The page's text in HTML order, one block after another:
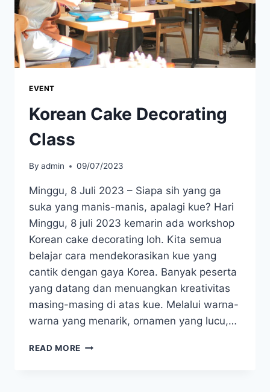
EVENT
Korean Cake Decorating
Class
By admin 09/07/2023
Minggu, 8 Juli 2023 – Siapa sih yang ga
suka yang manis-manis, apalagi kue? Hari
Minggu, 8 juli 2023 kemarin ada workshop
Korean cake decorating loh. Kita semua
belajar cara mendekorasikan kue yang
cantik dengan gaya Korea. Banyak peserta
yang datang dan menuangkan kreativitas
masing-masing di atas kue. Melalui warna-
warna yang menarik, ornamen yang lucu,…
READ MORE